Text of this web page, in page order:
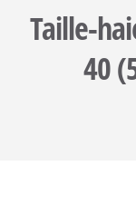
Taille-
40